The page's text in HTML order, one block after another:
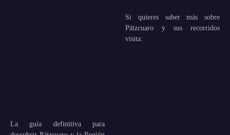
La guía definitiva para
Si quieres saber más sobre
Pátzcuaro y sus recorridos
visita: